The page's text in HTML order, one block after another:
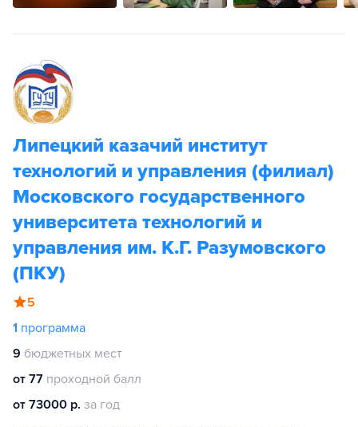
Липецкий казачий институт
технологий и управления (филиал)
Московского государственного
университета технологий и
управления им. К.Г. Разумовского
(ПКУ)
5
1 программа
9 бюджетных мест
от 77 проходной балл
от 73000 р. за год